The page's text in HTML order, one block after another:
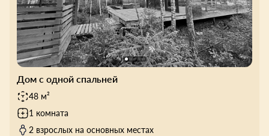
Дом с одной спальней
48 м²
1 комната
2 взрослых на основных местах